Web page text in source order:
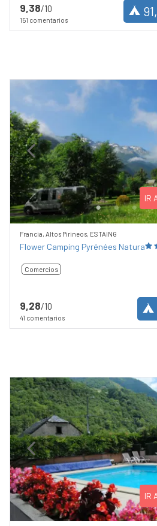
9,38/10
151 comentarios
Previous
IR
Francia, Altos Pirineos, ESTAING
Flower Camping Pyrénées Natura
Comercios
9,28/10
41 comentarios
Previous
IR